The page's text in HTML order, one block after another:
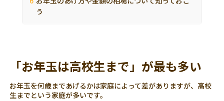
う
「お年玉は高校生まで」が最も多い
お年玉を何歳まであげるかは家庭によって差がありますが、高校
生までという家庭が多いです。